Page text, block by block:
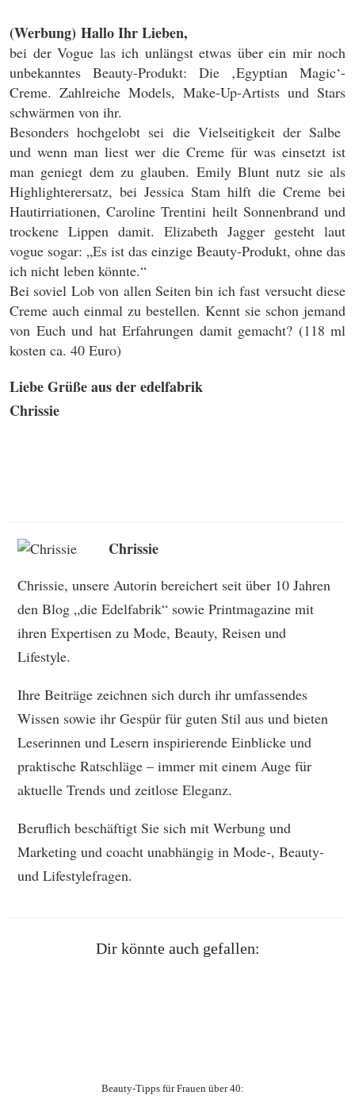
(Werbung) Hallo Ihr Lieben,
bei der Vogue las ich unlängst etwas über ein mir noch
unbekanntes Beauty-Produkt: Die ‚Egyptian Magic‘-
Creme. Zahlreiche Models, Make-Up-Artists und Stars
schwärmen von ihr.
Besonders hochgelobt sei die Vielseitigkeit der Salbe
und wenn man liest wer die Creme für was einsetzt ist
man geniegt dem zu glauben. Emily Blunt nutz sie als
Highlighterersatz, bei Jessica Stam hilft die Creme bei
Hautirriationen, Caroline Trentini heilt Sonnenbrand und
trockene Lippen damit. Elizabeth Jagger gesteht laut
vogue sogar: „Es ist das einzige Beauty-Produkt, ohne das
ich nicht leben könnte.“
Bei soviel Lob von allen Seiten bin ich fast versucht diese
Creme auch einmal zu bestellen. Kennt sie schon jemand
von Euch und hat Erfahrungen damit gemacht? (118 ml
kosten ca. 40 Euro)
Liebe Grüße aus der edelfabrik
Chrissie
Chrissie
Chrissie, unsere Autorin bereichert seit über 10 Jahren
den Blog „die Edelfabrik“ sowie Printmagazine mit
ihren Expertisen zu Mode, Beauty, Reisen und
Lifestyle.
Ihre Beiträge zeichnen sich durch ihr umfassendes
Wissen sowie ihr Gespür für guten Stil aus und bieten
Leserinnen und Lesern inspirierende Einblicke und
praktische Ratschläge – immer mit einem Auge für
aktuelle Trends und zeitlose Eleganz.
Beruflich beschäftigt Sie sich mit Werbung und
Marketing und coacht unabhängig in Mode-, Beauty-
und Lifestylefragen.
Dir könnte auch gefallen:
Beauty‑Tipps für Frauen über 40: